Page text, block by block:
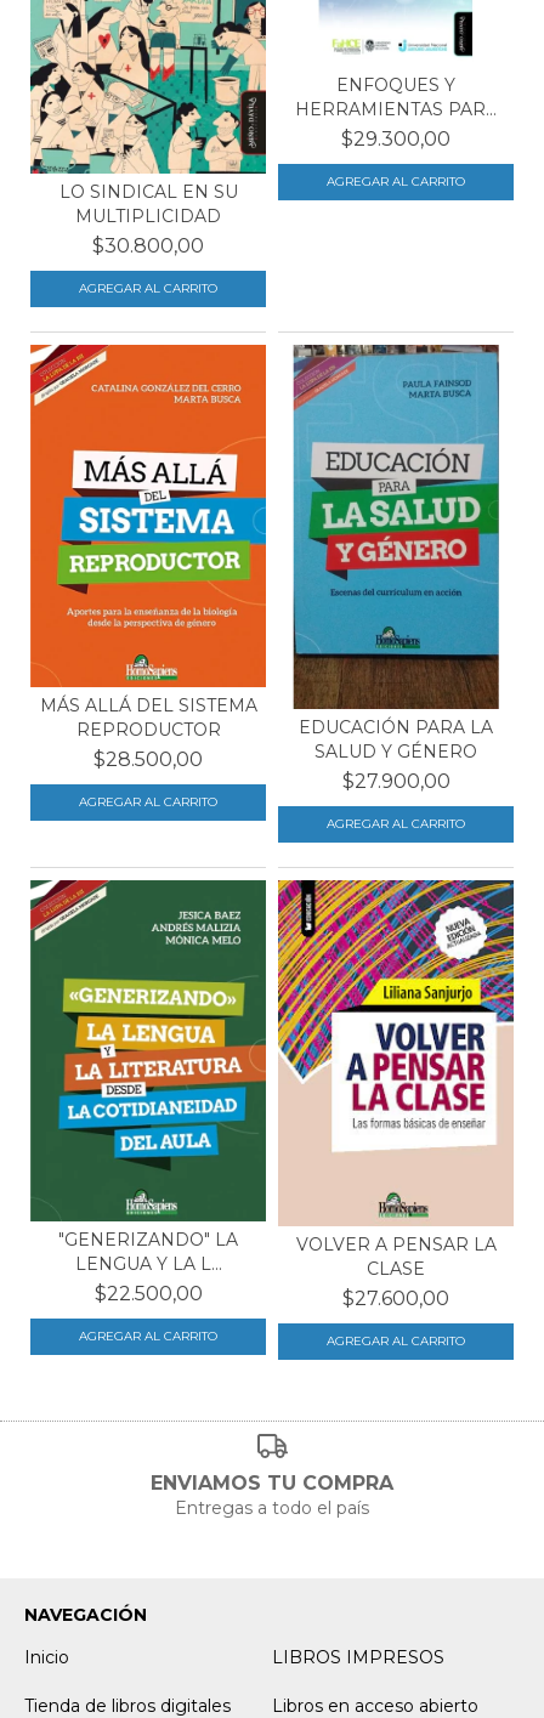
LO SINDICAL EN SU
MULTIPLICIDAD
$30.800,00
ENFOQUES Y
HERRAMIENTAS PARA
EL GOBIERNO...
$29.300,00
MÁS ALLÁ DEL SISTEMA
REPRODUCTOR
$28.500,00
EDUCACIÓN PARA LA
SALUD Y GÉNERO
$27.900,00
"GENERIZANDO" LA
LENGUA Y LA L...
$22.500,00
VOLVER A PENSAR LA
CLASE
$27.600,00
ENVIAMOS TU COMPRA
Entregas a todo el país
NAVEGACIÓN
Inicio
LIBROS IMPRESOS
Tienda de libros digitales Libros en acceso abierto